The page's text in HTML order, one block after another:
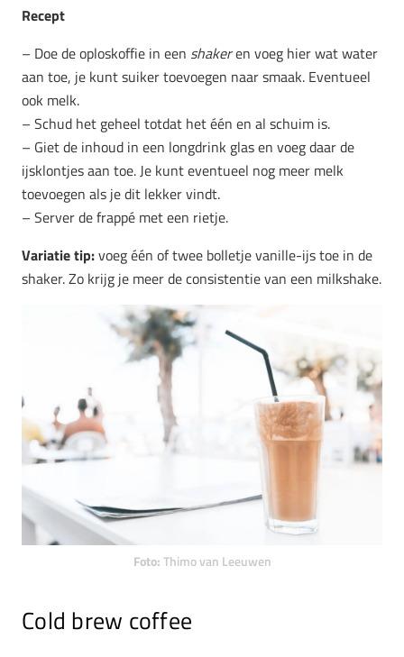
Recept
– Doe de oploskoffie in een shakeren voeg hier wat water
aan toe, je kunt suiker toevoegen naar smaak. Eventueel
ook melk.
– Schud het geheel totdat het één en al schuim is.
– Giet de inhoud in een longdrink glas en voeg daar de
ijsklontjes aan toe. Je kunt eventueel nog meer melk
toevoegen als je dit lekker vindt.
– Server de frappé met een rietje.
Variatie tip:voeg één of twee bolletje vanille-ijs toe in de
shaker. Zo krijg je meer de consistentie van een milkshake.
Foto: Thimo van Leeuwen
Cold brew coffee